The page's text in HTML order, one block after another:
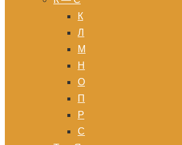
К
Л
М
Н
О
П
Р
С